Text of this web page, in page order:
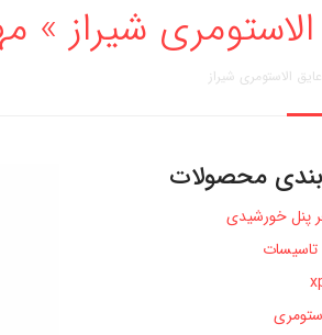
شیراز » مهار انرژی
بندی محصولات
پنل خورشیدی
تاسیسات